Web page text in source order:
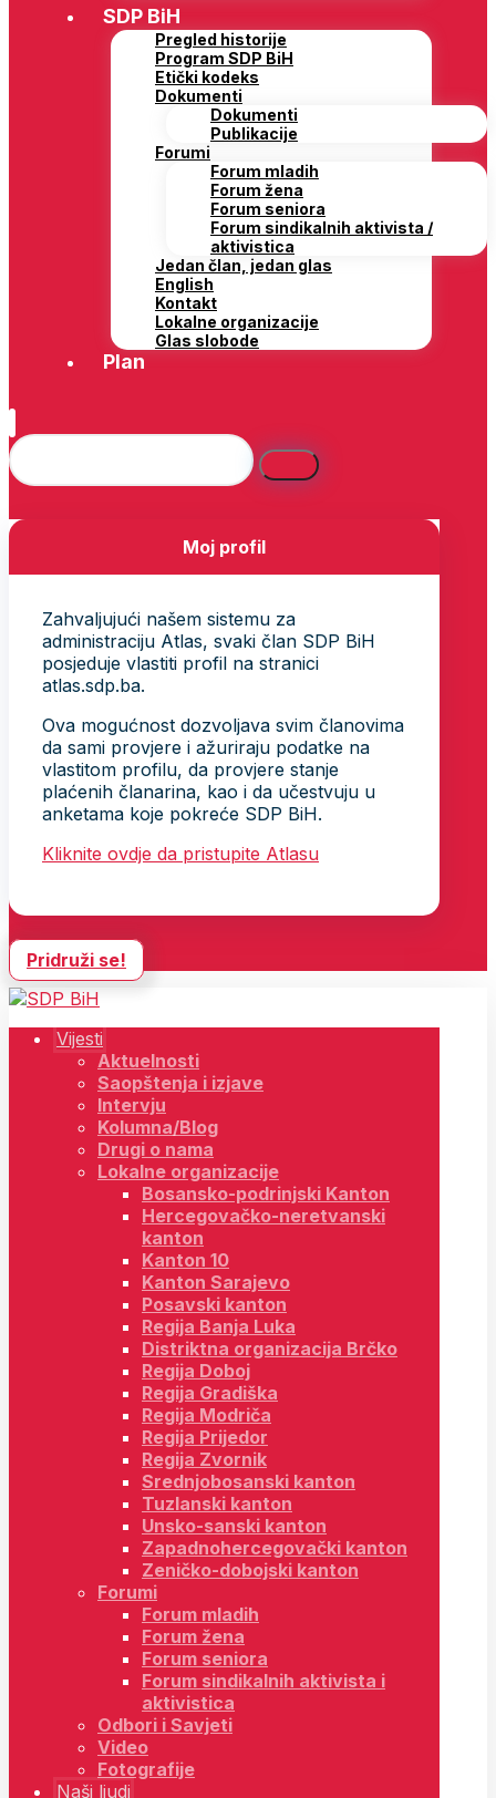
SDP BiH
Pregled historije
Program SDP BiH
Etički kodeks
Dokumenti
Dokumenti
Publikacije
Forumi
Forum mladih
Forum žena
Forum seniora
Forum sindikalnih aktivista /
aktivistica
Jedan član, jedan glas
English
Kontakt
Lokalne organizacije
Glas slobode
Plan
Moj profil
Zahvaljujući našem sistemu za
administraciju Atlas, svaki član SDP BiH
posjeduje vlastiti profil na stranici
atlas.sdp.ba.
Ova mogućnost dozvoljava svim članovima
da sami provjere i ažuriraju podatke na
vlastitom profilu, da provjere stanje
plaćenih članarina, kao i da učestvuju u
anketama koje pokreće SDP BiH.
Kliknite ovdje da pristupite Atlasu
Pridruži se!
Vijesti
Aktuelnosti
Saopštenja i izjave
Intervju
Kolumna/Blog
Drugi o nama
Lokalne organizacije
Bosansko-podrinjski Kanton
Hercegovačko-neretvanski
kanton
Kanton 10
Kanton Sarajevo
Posavski kanton
Regija Banja Luka
Distriktna organizacija Brčko
Regija Doboj
Regija Gradiška
Regija Modriča
Regija Prijedor
Regija Zvornik
Srednjobosanski kanton
Tuzlanski kanton
Unsko-sanski kanton
Zapadnohercegovački kanton
Zeničko-dobojski kanton
Forumi
Forum mladih
Forum žena
Forum seniora
Forum sindikalnih aktivista i
aktivistica
Odbori i Savjeti
Video
Fotografije
Naši ljudi